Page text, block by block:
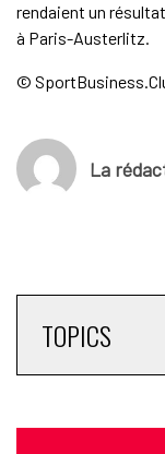
rendaient un
à Paris-Austerlitz.
©
La
TOPICS